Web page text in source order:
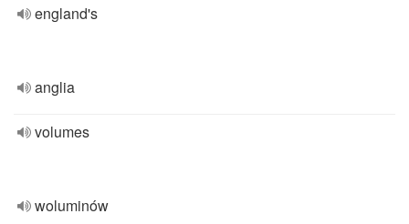
england's
anglia
volumes
woluminów